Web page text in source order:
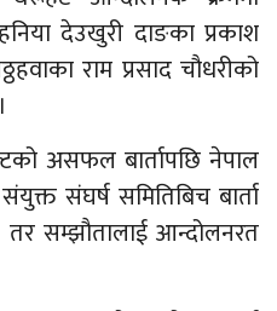
देउखुरी दाङका प्रकाश
राम प्रसाद चौधरीको
असफल बार्तापछि नेपाल
संघर्ष समितिबिच बार्ता
तर सम्झौतालाई आन्दोलनरत